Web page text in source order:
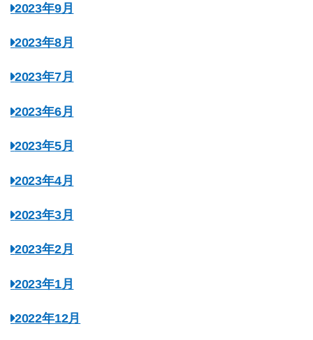
2023年9月
2023年8月
2023年7月
2023年6月
2023年5月
2023年4月
2023年3月
2023年2月
2023年1月
2022年12月